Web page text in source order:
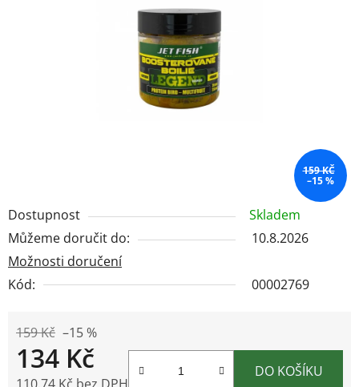
Dostupnost
Skladem
Můžeme doručit do:
10.8.2026
Možnosti doručení
Kód:
00002769
159 Kč –15 %
134 Kč
110,74 Kč bez DPH
DO KOŠÍKU
159 KČ
–15 %